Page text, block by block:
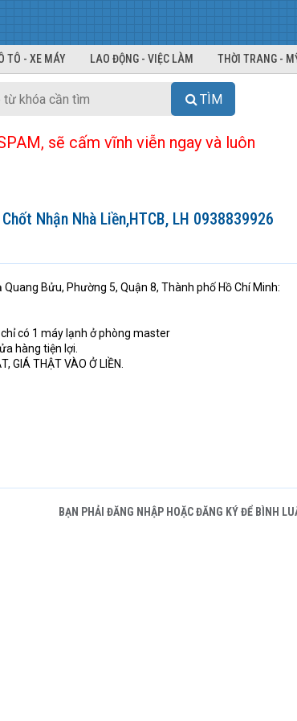
TÔ - XE MÁY LAO ĐỘNG - VIỆC LÀM THỜI TRANG -
TÌM
sẽ cấm vĩnh viễn ngay và luôn
Nhận Nhà Liền,HTCB, LH 0938839926
Bửu, Phường 5, Quận 8, Thành phố Hồ Chí Minh:
có 1 máy lạnh ở phòng master
hàng tiện lợi.
GIÁ THẬT VÀO Ở LIỀN.
BẠN PHẢI ĐĂNG NHẬP HOẶC ĐĂNG KÝ ĐỂ BÌNH